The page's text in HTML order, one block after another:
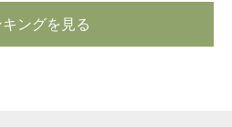
ングを見る